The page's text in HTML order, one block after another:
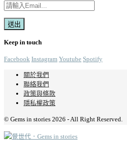
Keep in touch
Facebook Instagram Youtube Spotify
關於我們
聯絡我們
政策與條款
隱私權政策
© Gems in stories 2026 - All Right Reserved.